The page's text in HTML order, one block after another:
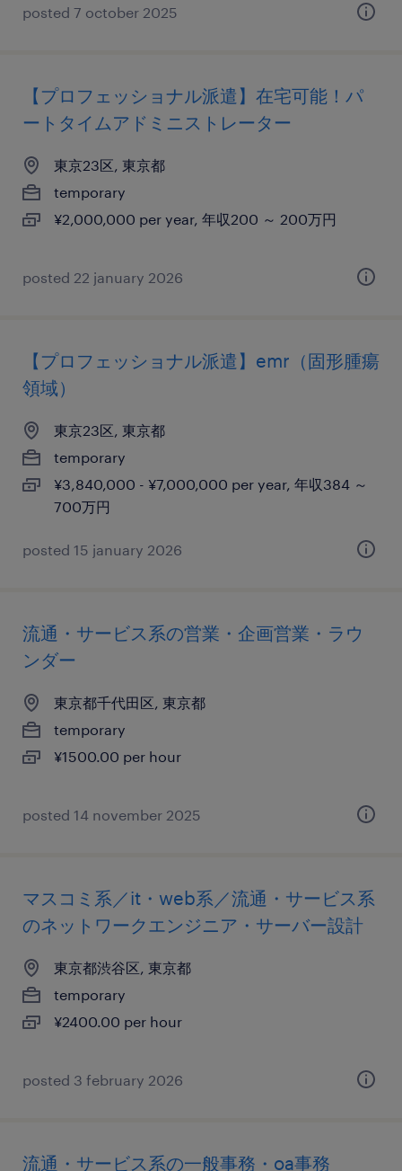
posted 7 october 2025
【プロフェッショナル派遣】在宅可能！パ
ートタイムアドミニストレーター
東京23区, 東京都
temporary
¥2,000,000 per year, 年収200 ～ 200万円
posted 22 january 2026
【プロフェッショナル派遣】emr（固形腫瘍
領域）
東京23区, 東京都
temporary
¥3,840,000 - ¥7,000,000 per year, 年収384 ～
700万円
posted 15 january 2026
流通・サービス系の営業・企画営業・ラウ
ンダー
東京都千代田区, 東京都
temporary
¥1500.00 per hour
posted 14 november 2025
マスコミ系／it・web系／流通・サービス系
のネットワークエンジニア・サーバー設計
東京都渋谷区, 東京都
temporary
¥2400.00 per hour
posted 3 february 2026
流通・サービス系の一般事務・oa事務